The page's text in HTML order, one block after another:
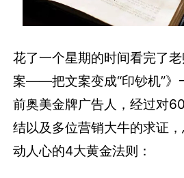
花了一个星期的时间看完了
案——把文案变成“印钞机”》
前奥美金牌广告人，经过对
结以及多位营销大牛的求证
动人心的4大黄金法则：